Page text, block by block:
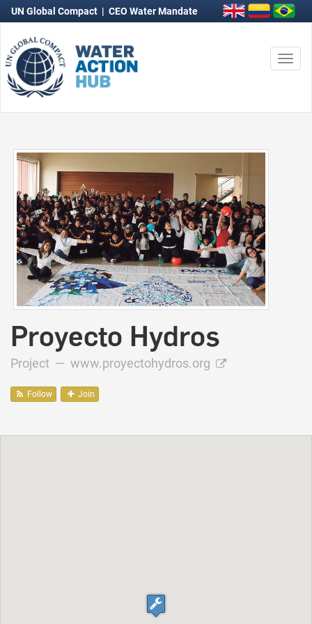
UN Global Compact | CEO Water Mandate
Proyecto Hydros
Project — www.proyectohydros.org
Follow Join